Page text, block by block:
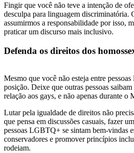
Fingir que você não teve a intenção de
desculpa para linguagem discriminatória.
assumirmos a responsabilidade por isso,
praticar um discurso mais inclusivo.
Defenda os direitos dos
Mesmo que você não esteja entre
posição. Deixe que outras pessoas
relação aos gays, e não apenas durante o
Lutar pela igualdade de direitos não
que pensa em discussões casuais, fazer
pessoas LGBTQ+ se sintam bem-vindas
conservadores e promover princípios
rodeiam.